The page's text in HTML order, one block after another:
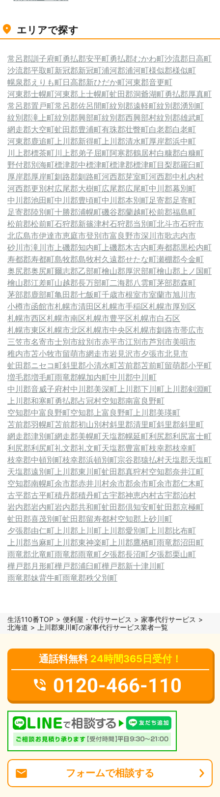
エリアで探す
常呂郡訓子府町勇払郡安平町勇払郡むかわ町沙流郡日高町
沙流郡平取町新冠郡新冠町浦河郡浦河町様似郡様似町
幌泉郡えりも町日高郡新ひだか町河東郡音更町
河東郡士幌町河東郡上士幌町虻田郡洞爺湖町勇払郡厚真町
常呂郡置戸町常呂郡佐呂間町紋別郡遠軽町紋別郡湧別町
紋別郡滝上町紋別郡興部町紋別郡西興部村紋別郡雄武町
網走郡大空町虻田郡豊浦町有珠郡壮瞥町白老郡白老町
河東郡鹿追町 上川郡新得町 上川郡清水町厚岸郡浜中町
川上郡標茶町川上郡弟子屈町阿寒郡鶴居村白糠郡白糠町
野付郡別海町標津郡中標津町標津郡標津町目梨郡羅臼町
厚岸郡厚岸町釧路郡釧路町河西郡芽室町河西郡中札内村
河西郡更別村広尾郡大樹町広尾郡広尾町中川郡幕別町
中川郡池田町中川郡豊頃町中川郡本別町足寄郡足寄町
足寄郡陸別町十勝郡浦幌町磯谷郡蘭越町松前郡福島町
松前郡松前町石狩郡新篠津村石狩郡当別町北斗市石狩市
北広島市伊達市恵庭市登別市富良野市深川市歌志内市
砂川市滝川市 上磯郡知内町 上磯郡木古内町寿都郡黒松内町
寿都郡寿都町島牧郡島牧村久遠郡せたな町瀬棚郡今金町
奥尻郡奥尻町爾志郡乙部町檜山郡厚沢部町檜山郡上ノ国町
檜山郡江差町山越郡長万部町二海郡八雲町茅部郡森町
茅部郡鹿部町亀田郡七飯町千歳市根室市室蘭市旭川市
小樽市函館市札幌市清田区札幌市手稲区札幌市厚別区
札幌市西区札幌市南区札幌市豊平区札幌市白石区
札幌市東区札幌市北区札幌市中央区札幌市釧路市帯広市
三笠市名寄市士別市紋別市赤平市江別市芦別市美唄市
稚内市苫小牧市留萌市網走市岩見沢市夕張市北見市
虻田郡ニセコ町斜里郡小清水町苫前郡苫前町留萌郡小平町
増毛郡増毛町雨竜郡幌加内町中川郡中川町
中川郡音威子府村中川郡美深町 上川郡下川町 上川郡剣淵町
上川郡和寒町勇払郡占冠村空知郡南富良野町
空知郡中富良野町空知郡上富良野町 上川郡美瑛町
苫前郡羽幌町苫前郡初山別村斜里郡清里町斜里郡斜里町
網走郡津別町網走郡美幌町天塩郡幌延町利尻郡利尻富士町
利尻郡利尻町礼文郡礼文町天塩郡豊富町枝幸郡枝幸町
枝幸郡中頓別町枝幸郡浜頓別町宗谷郡猿払村天塩郡天塩町
天塩郡遠別町 上川郡東川町虻田郡真狩村空知郡奈井江町
空知郡南幌町余市郡赤井川村余市郡余市町余市郡仁木町
古平郡古平町積丹郡積丹町古宇郡神恵内村古宇郡泊村
岩内郡岩内町岩内郡共和町虻田郡倶知安町虻田郡京極町
虻田郡喜茂別町虻田郡留寿都村空知郡上砂川町
夕張郡由仁町 上川郡上川町 上川郡愛別町 上川郡比布町
上川郡当麻町 上川郡東神楽町 上川郡鷹栖町雨竜郡沼田町
雨竜郡北竜町雨竜郡雨竜町夕張郡長沼町夕張郡栗山町
樺戸郡月形町樺戸郡浦臼町樺戸郡新十津川町
雨竜郡妹背牛町雨竜郡秩父別町
生活110番TOP 便利屋・代行サービス
家事代行サービス
北海道
上川郡東川町の家事代行サービス業者一覧
通話料無料 24時間365日受付！
0120-466-110
フォームで相談する